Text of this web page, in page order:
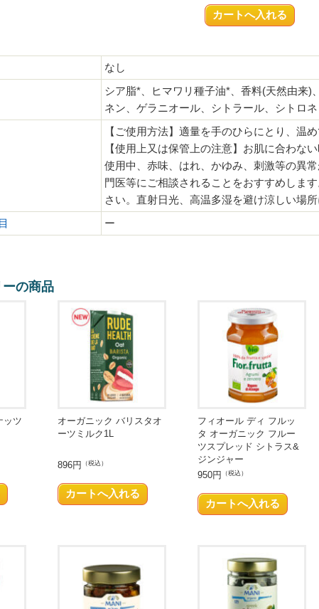
なし
シア脂*、ヒマワリ種子油*、香料(天然由来)
ネン、ゲラニオール、シトラール、シトロ
【ご使用方法】適量を手のひらにとり、温
【使用上又は保管上の注意】お肌に合わな
使用中、赤味、はれ、かゆみ、刺激等の異
門医等にご相談されることをおすすめしま
さい。直射日光、高温多湿を避け涼しい場所
ー
ーの商品
ッツ
オーガニック バリスタオ
ーツミルク1L
896円 （税込）
フィオール ディ フルッ
タ オーガニック フルー
ツスプレッド シトラス&
ジンジャー
950円
（税込）